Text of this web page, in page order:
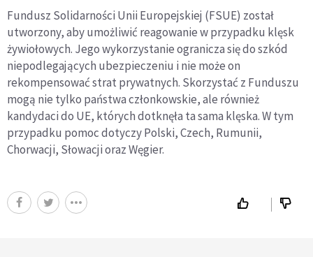
Fundusz Solidarności Unii Europejskiej (FSUE) został
utworzony, aby umożliwić reagowanie w przypadku klęsk
żywiołowych. Jego wykorzystanie ogranicza się do szkód
niepodlegających ubezpieczeniu i nie może on
rekompensować strat prywatnych. Skorzystać z Funduszu
mogą nie tylko państwa członkowskie, ale również
kandydaci do UE, których dotknęła ta sama klęska. W tym
przypadku pomoc dotyczy Polski, Czech, Rumunii,
Chorwacji, Słowacji oraz Węgier.